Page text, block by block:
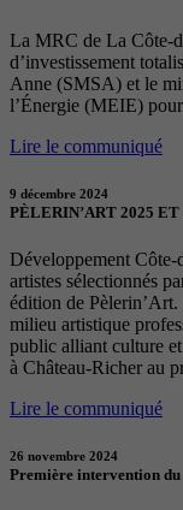
La MRC de La Côte-
d’investissement
Anne (SMSA) et le
l’Énergie (MEIE)
Lire le communiqué
9 décembre 2024
PÈLERIN’ART 2025 ET
Développement Côte-
artistes sélectionnés
édition de Pèlerin’Art.
milieu artistique
public alliant culture
à Château-Richer au
Lire le communiqué
26 novembre 2024
Première intervention du